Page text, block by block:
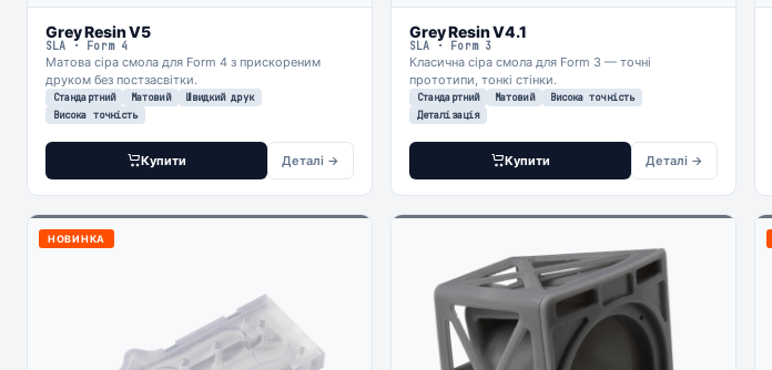
Grey Resin V5
SLA · Form 4
Матова сіра смола для Form 4 з прискореним
друком без постзасвітки.
Стандартний Матовий
Швидкий друк
Висока точність
Купити Деталі →
Grey Resin V4.1
SLA · Form 3
Класична сіра смола для Form 3 — точні
прототипи, тонкі стінки.
Стандартний Матовий
Висока точність
Деталізація
Купити Деталі →
НОВИНКА